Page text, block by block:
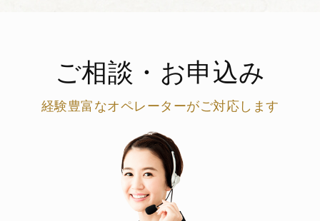
ご相談・お申込み
経験豊富なオペレーターがご対応します